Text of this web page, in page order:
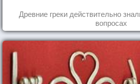
Древние греки действительно
вопросах